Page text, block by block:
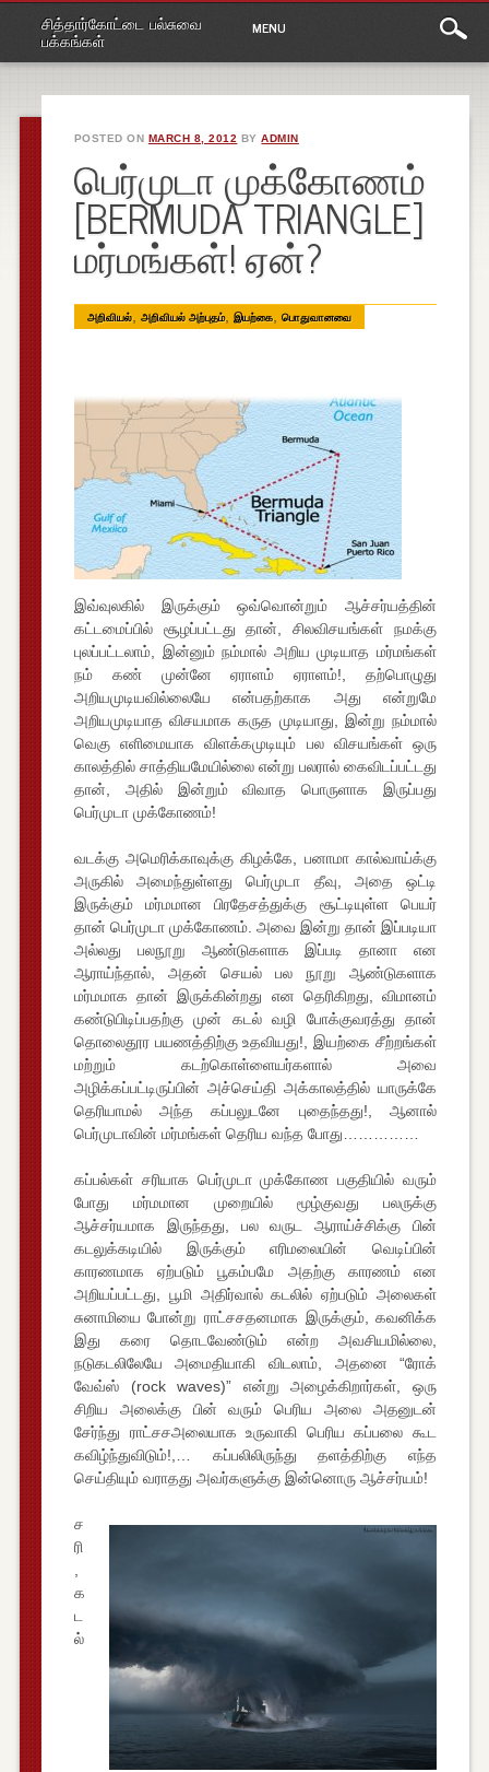
சித்தார்கோட்டை பல்சுவை
பக்கங்கள்
Main
menu
content
MENU
POSTED ON MARCH 8, 2012 BYADMIN
பெர்முடா முக்கோணம்
[BERMUDA TRIANGLE]
மர்மங்கள்! ஏன்?
அறிவியல், அறிவியல் அற்புதம், இயற்கை, பொதுவானவை
இவ்வுலகில் இருக்கும் ஒவ்வொன்றும் ஆச்சர்யத்தின்
கட்டமைப்பில் சூழப்பட்டது தான், சிலவிசயங்கள் நமக்கு
புலப்பட்டலாம், இன்னும் நம்மால் அறிய முடியாத மர்மங்கள்
நம் கண் முன்னே ஏராளம் ஏராளம்!, தற்பொழுது
அறியமுடியவில்லையே என்பதற்காக அது என்றுமே
அறியமுடியாத விசயமாக கருத முடியாது, இன்று நம்மால்
வெகு எளிமையாக விளக்கமுடியும் பல விசயங்கள் ஒரு
காலத்தில் சாத்தியமேயில்லை என்று பலரால் கைவிடப்பட்டது
தான், அதில் இன்றும் விவாத பொருளாக இருப்பது
பெர்முடா முக்கோணம்!
வடக்கு அமெரிக்காவுக்கு கிழக்கே, பனாமா கால்வாய்க்கு
அருகில் அமைந்துள்ளது பெர்முடா தீவு, அதை ஒட்டி
இருக்கும் மர்மமான பிரதேசத்துக்கு சூட்டியுள்ள பெயர்
தான் பெர்முடா முக்கோணம். அவை இன்று தான் இப்படியா
அல்லது பலநூறு ஆண்டுகளாக இப்படி தானா என
ஆராய்ந்தால், அதன் செயல் பல நூறு ஆண்டுகளாக
மர்மமாக தான் இருக்கின்றது என தெரிகிறது, விமானம்
கண்டுபிடிப்பதற்கு முன் கடல் வழி போக்குவரத்து தான்
தொலைதூர பயணத்திற்கு உதவியது!, இயற்கை சீற்றங்கள்
மற்றும் கடற்கொள்ளையர்களால் அவை
அழிக்கப்பட்டிருப்பின் அச்செய்தி அக்காலத்தில் யாருக்கே
தெரியாமல் அந்த கப்பலுடனே புதைந்தது!, ஆனால்
பெர்முடாவின் மர்மங்கள் தெரிய வந்த போது……………
கப்பல்கள் சரியாக பெர்முடா முக்கோண பகுதியில் வரும்
போது மர்மமான முறையில் மூழ்குவது பலருக்கு
ஆச்சர்யமாக இருந்தது, பல வருட ஆராய்ச்சிக்கு பின்
கடலுக்கடியில் இருக்கும் எரிமலையின் வெடிப்பின்
காரணமாக ஏற்படும் பூகம்பமே அதற்கு காரணம் என
அறியப்பட்டது, பூமி அதிர்வால் கடலில் ஏற்படும் அலைகள்
சுனாமியை போன்று ராட்சசதனமாக இருக்கும், கவனிக்க
இது கரை தொடவேண்டும் என்ற அவசியமில்லை,
நடுகடலிலேயே அமைதியாகி விடலாம், அதனை “ரோக்
வேவ்ஸ் (rock waves)” என்று அழைக்கிறார்கள், ஒரு
சிறிய அலைக்கு பின் வரும் பெரிய அலை அதனுடன்
சேர்ந்து ராட்சசஅலையாக உருவாகி பெரிய கப்பலை கூட
கவிழ்ந்துவிடும்!,… கப்பலிலிருந்து தளத்திற்கு எந்த
செய்தியும் வராதது அவர்களுக்கு இன்னொரு ஆச்சர்யம்!
ச
ரி
க
ட
ல்